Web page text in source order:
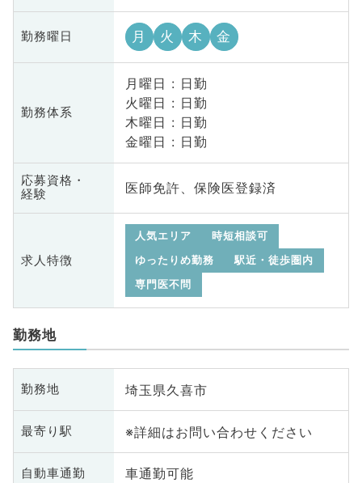
勤務曜日 月 火 木 金
勤務体系
月曜日 : 日勤
火曜日 : 日勤
木曜日 : 日勤
金曜日 : 日勤
応募資格・
経験
医師免許、保険医登録済
求人特徴
人気エリア
時短相談可
ゆったりめ勤務
駅近・徒歩圏内
専門医不問
勤務地
勤務地 埼玉県久喜市
最寄り駅 ※詳細はお問い合わせください
自動車通勤 車通勤可能